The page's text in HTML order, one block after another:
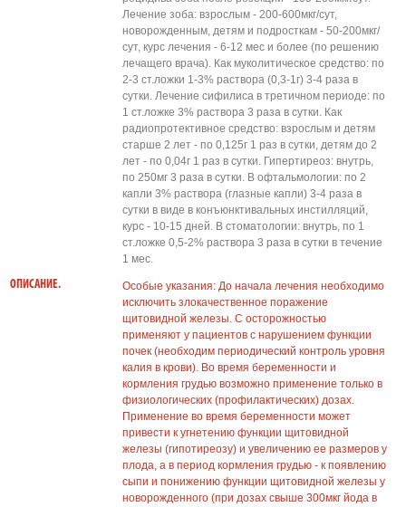
Лечение зоба: взрослым - 200-600мкг/сут,
новорожденным, детям и подросткам - 50-200мкг/
сут, курс лечения - 6-12 мес и более (по решению
лечащего врача). Как муколитическое средство: по
2-3 ст.ложки 1-3% раствора (0,3-1г) 3-4 раза в
сутки. Лечение сифилиса в третичном периоде: по
1 ст.ложке 3% раствора 3 раза в сутки. Как
радиопротективное средство: взрослым и детям
старше 2 лет - по 0,125г 1 раз в сутки, детям до 2
лет - по 0,04г 1 раз в сутки. Гипертиреоз: внутрь,
по 250мг 3 раза в сутки. В офтальмологии: по 2
капли 3% раствора (глазные капли) 3-4 раза в
сутки в виде в конъюнктивальных инстилляций,
курс - 10-15 дней. В стоматологии: внутрь, по 1
ст.ложке 0,5-2% раствора 3 раза в сутки в течение
1 мес.
ОПИСАНИЕ.
Особые указания: До начала лечения необходимо
исключить злокачественное поражение
щитовидной железы. С осторожностью
применяют у пациентов с нарушением функции
почек (необходим периодический контроль уровня
калия в крови). Во время беременности и
кормления грудью возможно применение только в
физиологических (профилактических) дозах.
Применение во время беременности может
привести к угнетению функции щитовидной
железы (гипотиреозу) и увеличению ее размеров у
плода, а в период кормления грудью - к появлению
сыпи и понижению функции щитовидной железы у
новорожденного (при дозах свыше 300мкг йода в